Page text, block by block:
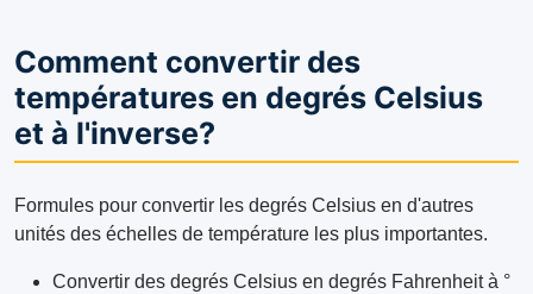
Comment convertir des
températures en degrés Celsius
et à l'inverse?
Formules pour convertir les degrés Celsius en d'autres
unités des échelles de température les plus importantes.
Convertir des degrés Celsius en degrés Fahrenheit à °